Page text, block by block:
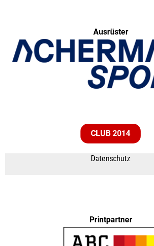
Ausrüster
CLUB 2014
Datenschutz
Printpartner